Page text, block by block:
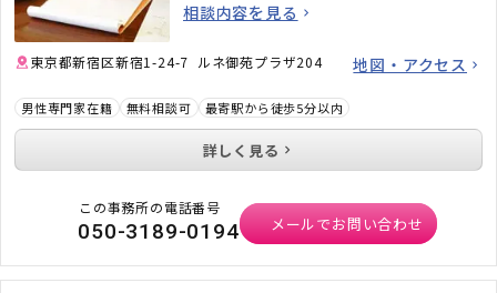
相談内容を見る
東京都新宿区新宿1-24-7 ルネ御苑プラザ204 地図・アクセス
男性専門家在籍 無料相談可 最寄駅から徒歩5分以内
詳しく見る
この事務所の電話番号
050-3189-0194 メールでお問い合わせ